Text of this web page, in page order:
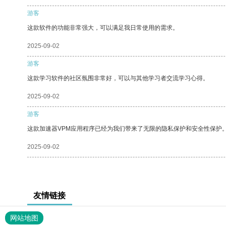
游客
这款软件的功能非常强大，可以满足我日常使用的需求。
2025-09-02
游客
这款学习软件的社区氛围非常好，可以与其他学习者交流学习心得。
2025-09-02
游客
这款加速器VPM应用程序已经为我们带来了无限的隐私保护和安全性保护
2025-09-02
友情链接
网站地图